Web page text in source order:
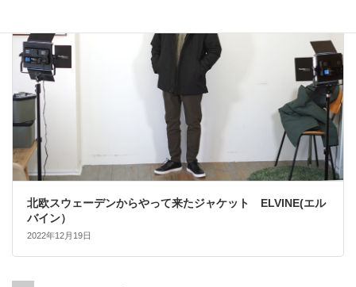
北欧スウェーデンからやって来たジャケット ELVINE(エル
バイン）
2022年12月19日